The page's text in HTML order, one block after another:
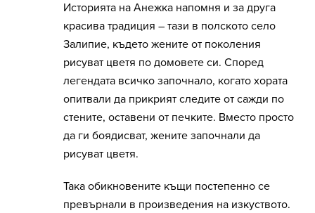
Историята на Анежка напомня и за друга
красива традиция – тази в полското село
Залипие, където жените от поколения
рисуват цветя по домовете си. Според
легендата всичко започнало, когато хората
опитвали да прикрият следите от сажди по
стените, оставени от печките. Вместо просто
да ги боядисват, жените започнали да
рисуват цветя.
Така обикновените къщи постепенно се
превърнали в произведения на изкуството.